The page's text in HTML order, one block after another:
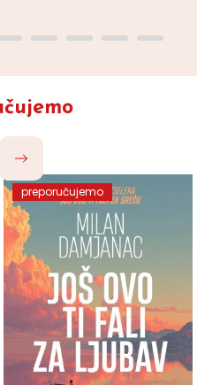
preporučujemo